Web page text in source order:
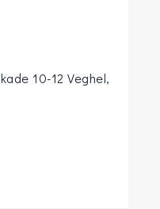
10-12 Veghel,